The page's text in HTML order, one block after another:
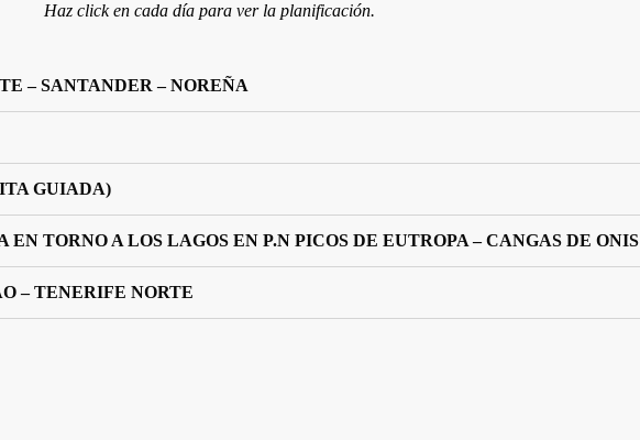
Haz click en cada día para ver la planificación.
– SANTANDER – NOREÑA
GUIADA)
TORNO A LOS LAGOS EN P.N PICOS DE EUTROPA – CANGAS DE ONIS
– TENERIFE NORTE